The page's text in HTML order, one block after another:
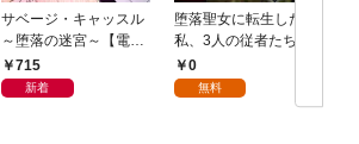
サベージ・キャッスル
～堕落の迷宮～【電子
単行本版】 第1巻
715
新着
堕落聖女に転生した
私、3人の従者たちに
抱かれて困ってます 第
1話
0
無料